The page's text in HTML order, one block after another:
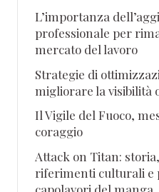
L’importanza
professionale per
mercato del lavoro
Strategie di
migliorare la visibilità
Il Vigile del Fuoco,
coraggio
Attack on Titan:
riferimenti culturali e